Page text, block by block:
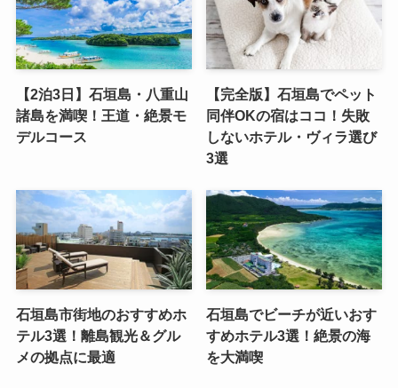
【2泊3日】石垣島・八重山
諸島を満喫！王道・絶景モ
デルコース
【完全版】石垣島でペット
同伴OKの宿はココ！失敗
しないホテル・ヴィラ選び
3選
石垣島市街地のおすすめホ
テル3選！離島観光＆グル
メの拠点に最適
石垣島でビーチが近いおす
すめホテル3選！絶景の海
を大満喫